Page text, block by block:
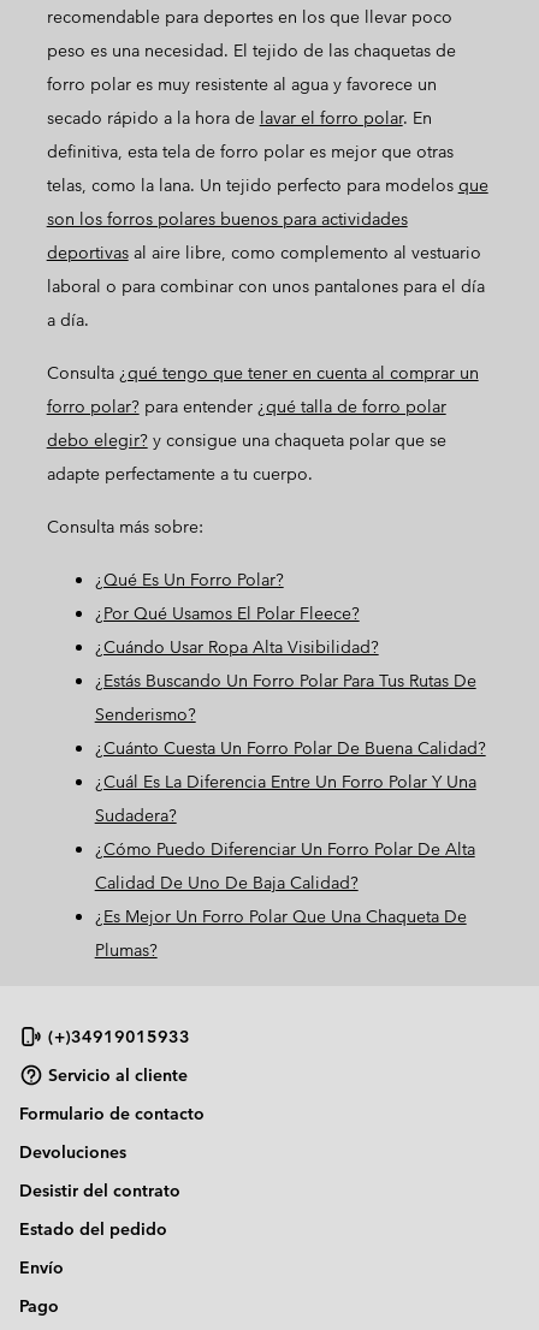
recomendable para deportes en los que llevar poco
peso es una necesidad. El tejido de las chaquetas de
forro polar es muy resistente al agua y favorece un
secado rápido a la hora de lavar el forro polar. En
definitiva, esta tela de forro polar es mejor que otras
telas, como la lana. Un tejido perfecto para modelos que
son los forros polares buenos para actividades
deportivasal aire libre, como complemento al vestuario
laboral o para combinar con unos pantalones para el día
a día.
Consulta ¿qué tengo que tener en cuenta al comprar un
forro polar?para entender ¿qué talla de forro polar
debo elegir?y consigue una chaqueta polar que se
adapte perfectamente a tu cuerpo.
Consulta más sobre:
¿Qué Es Un Forro Polar?
¿Por Qué Usamos El Polar Fleece?
¿Cuándo Usar Ropa Alta Visibilidad?
¿Estás Buscando Un Forro Polar Para Tus Rutas De
Senderismo?
¿Cuánto Cuesta Un Forro Polar De Buena Calidad?
¿Cuál Es La Diferencia Entre Un Forro Polar Y Una
Sudadera?
¿Cómo Puedo Diferenciar Un Forro Polar De Alta
Calidad De Uno De Baja Calidad?
¿Es Mejor Un Forro Polar Que Una Chaqueta De
Plumas?
(+)34919015933
Servicio al cliente
Formulario de contacto
Devoluciones
Desistir del contrato
Estado del pedido
Envío
Pago